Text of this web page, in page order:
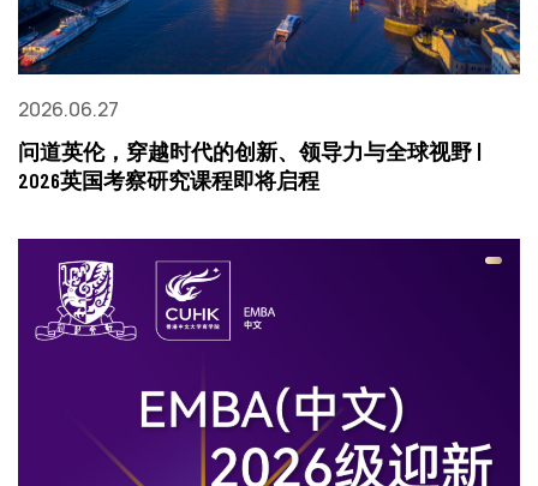
2026.06.27
问道英伦，穿越时代的创新、领导力与全球视野 |
2026英国考察研究课程即将启程